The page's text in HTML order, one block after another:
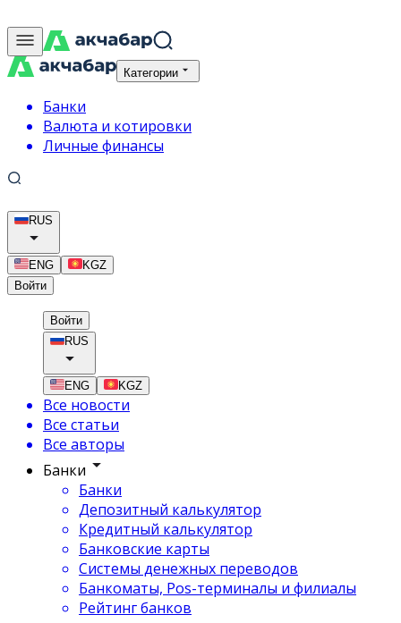
Категории
Банки
Валюта и котировки
Личные финансы
RUS
ENG
KGZ
Войти
Войти
RUS
ENG KGZ
Все новости
Все статьи
Все авторы
Банки
Банки
Депозитный калькулятор
Кредитный калькулятор
Банковские карты
Системы денежных переводов
Банкоматы, Pos-терминалы и филиалы
Рейтинг банков